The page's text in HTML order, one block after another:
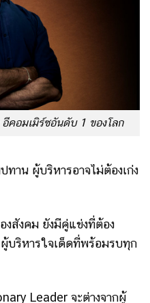
คอมเมิร์ซอันดับ 1 ของโลก
าน ผู้บริหารอาจไม่ต้องเก่ง
สังคม ยังมีคู่แข่งที่ต้อง
บริหารใจเด็ดที่พร้อมรบทุก
Leader จะต่างจากผู้